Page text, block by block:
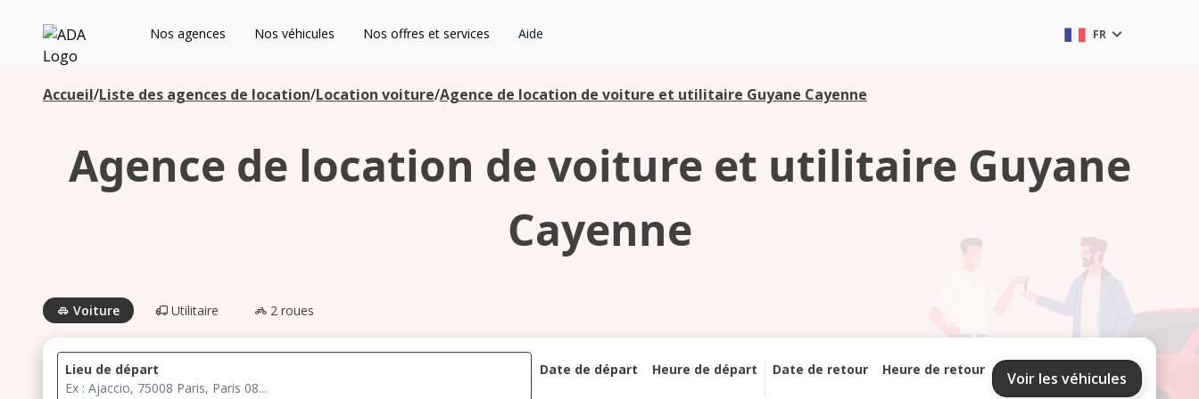
ADA Nos agences Nos véhicules Nos offres et services Aide FR
Accueil/Liste des agences de location/Location voiture/Agence de location de voiture et utilitaire Guyane Cayenne
Agence de location de voiture et utilitaire Guyane
Cayenne
Voiture Utilitaire 2 roues
Lieu de départ Date de départ Heure de départ Date de retour Heure de retour Voir les véhicules
Les agences à proximité
Commencez votre recherche pour voir les agences à
proximité